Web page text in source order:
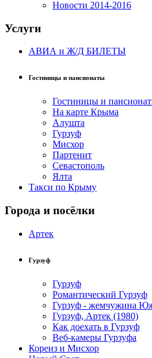
Новости 2014-2016
Услуги
АВИА и Ж/Д БИЛЕТЫ
Гостиницы и пансионаты
Гостиницы и
На карте Крыма
Алушта
Гурзуф
Мисхор
Партенит
Севастополь
Ялта
Такси по Крыму
Города и посёлки
Артек
Гурзуф
Гурзуф
Романтический Гурзуф
Гурзуф - жемчужина
Гурзуф, Артек (1980)
Как доехать в Гурзуф
Веб-камеры Гурзуфа
Кореиз и Мисхор